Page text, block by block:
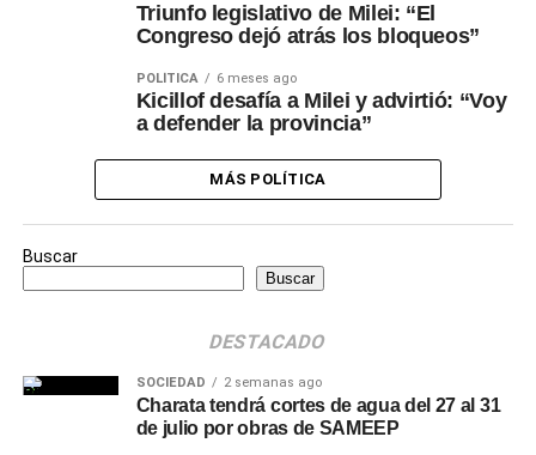
Triunfo legislativo de Milei: “El
Congreso dejó atrás los bloqueos”
POLÍTICA 6 meses ago
Kicillof desafía a Milei y advirtió: “Voy
a defender la provincia”
MÁS POLÍTICA
Buscar
Buscar
DESTACADO
SOCIEDAD 2 semanas ago
Charata tendrá cortes de agua del 27 al 31
de julio por obras de SAMEEP